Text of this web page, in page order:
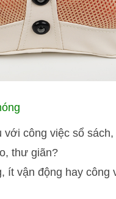
công việc sổ
thư giãn?
vận động hay